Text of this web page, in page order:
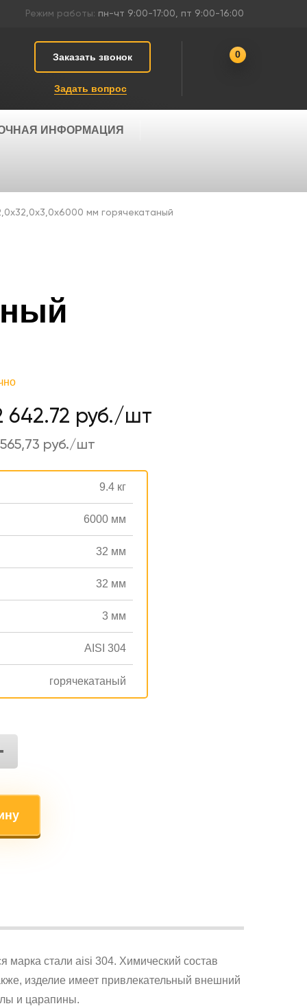
Режим работы: пн-чт 9:00-17:00, пт 9:00-16:00
Заказать звонок
Задать вопрос
0
ИНФОРМАЦИЯ
мм горячекатаный
642.72 руб./шт
руб./шт
9.4 кг
6000 мм
32 мм
32 мм
3 мм
AISI 304
горячекатаный
марка стали aisi 304. Химический состав
изделие имеет привлекательный внешний
и царапины.